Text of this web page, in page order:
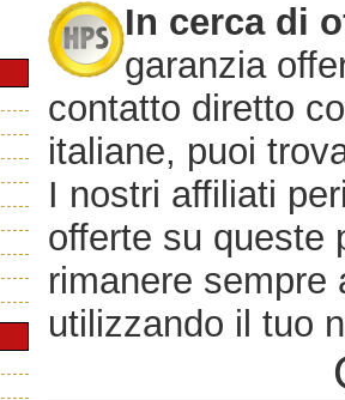
In cerca di
garanzia
contatto diretto
italiane, puoi
I nostri affiliati
offerte su queste
rimanere sempre
utilizzando il tuo